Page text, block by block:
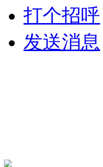
打个招呼
发送消息